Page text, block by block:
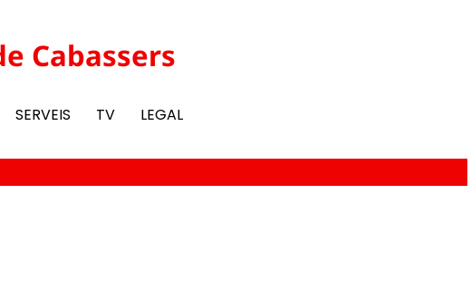
Cabassers
SERVEIS TV LEGAL